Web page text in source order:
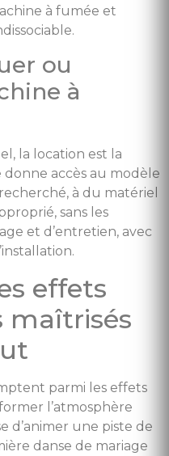
à fumée et
ou
à
la location est la
accès au modèle
à du matériel
sans les
et d’entretien, avec
effets
maîtrisés
parmi les effets
l’atmosphère
d’animer une piste de
danse de mariage